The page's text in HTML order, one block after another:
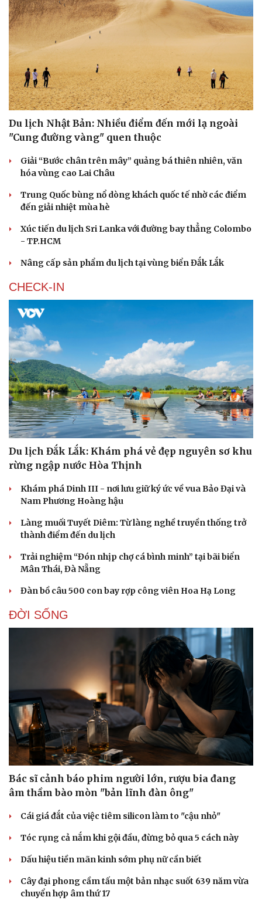
Văn hóa
Sân khấu - Điện ảnh
Văn học
Âm nhạc
Giải trí
Thời trang
Du lịch Nhật Bản: Nhiều điểm đến mới lạ ngoài
"Cung đường vàng" quen thuộc
Giải “Bước chân trên mây” quảng bá thiên nhiên, văn
hóa vùng cao Lai Châu
Trung Quốc bùng nổ dòng khách quốc tế nhờ các điểm
đến giải nhiệt mùa hè
Xúc tiến du lịch Sri Lanka với đường bay thẳng Colombo
- TP.HCM
Nâng cấp sản phẩm du lịch tại vùng biển Đắk Lắk
CHECK-IN
Du lịch Đắk Lắk: Khám phá vẻ đẹp nguyên sơ khu
rừng ngập nước Hòa Thịnh
Khám phá Dinh III - nơi lưu giữ ký ức về vua Bảo Đại và
Nam Phương Hoàng hậu
Làng muối Tuyết Diêm: Từ làng nghề truyền thống trở
thành điểm đến du lịch
Trải nghiệm “Đón nhịp chợ cá bình minh” tại bãi biển
Mân Thái, Đà Nẵng
Đàn bồ câu 500 con bay rợp công viên Hoa Hạ Long
ĐỜI SỐNG
Bác sĩ cảnh báo phim người lớn, rượu bia đang
âm thầm bào mòn "bản lĩnh đàn ông"
Cái giá đắt của việc tiêm silicon làm to "cậu nhỏ"
Tóc rụng cả nắm khi gội đầu, đừng bỏ qua 5 cách này
Dấu hiệu tiền mãn kinh sớm phụ nữ cần biết
Cây đại phong cầm tấu một bản nhạc suốt 639 năm vừa
chuyển hợp âm thứ 17